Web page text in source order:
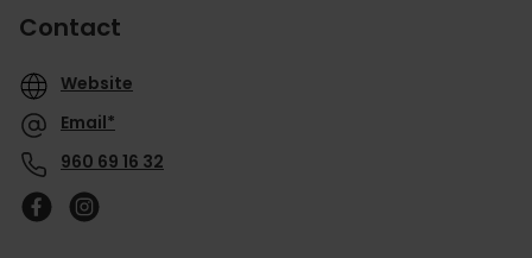
Contact
Website
Email*
960 69 16 32